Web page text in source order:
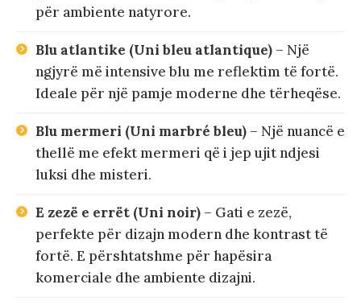
për ambiente natyrore.
Blu atlantike (Uni bleu atlantique) – Një
ngjyrë më intensive blu me reflektim të fortë.
Ideale për një pamje moderne dhe tërheqëse.
Blu mermeri (Uni marbré bleu) – Një nuancë e
thellë me efekt mermeri që i jep ujit ndjesi
luksi dhe misteri.
E zezë e errët (Uni noir) – Gati e zezë,
perfekte për dizajn modern dhe kontrast të
fortë. E përshtatshme për hapësira
komerciale dhe ambiente dizajni.